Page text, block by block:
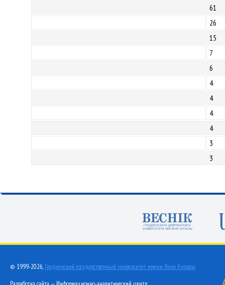
61
26
15
7
6
4
4
4
4
3
3
© 1999-2026, Гродненский государственный университет имени Янки Купалы